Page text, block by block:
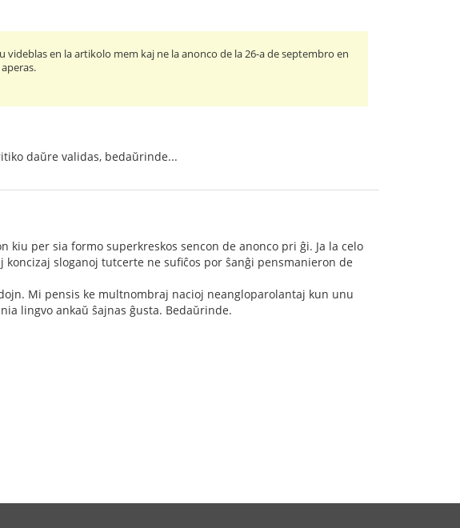
en la artikolo mem kaj ne la anonco de la 26-a de septembro en
daŭre validas, bedaŭrinde...
kiu per sia formo superkreskos sencon de anonco pri ĝi. Ja la celo
sloganoj tutcerte ne sufiĉos por ŝanĝi pensmanieron de
Mi pensis ke multnombraj nacioj neangloparolantaj kun unu
lingvo ankaŭ ŝajnas ĝusta. Bedaŭrinde.